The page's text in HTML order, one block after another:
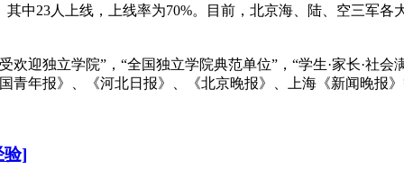
中23人上线，上线率为70%。目前，北京海、陆、空三军
迎独立学院”，“全国独立学院典范单位”，“学生·家长·社
青年报》、《河北日报》、《北京晚报》、上海《新闻晚报
验]